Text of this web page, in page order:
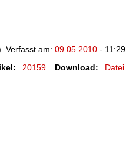
Verfasst am: 09.05.2010 - 11:29.
20159 Download: Datei